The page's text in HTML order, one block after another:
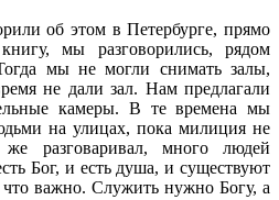
об этом в Петербурге, прямо
мы разговорились, рядом
мы не могли снимать залы,
не дали зал. Нам предлагали
камеры. В те времена мы
на улицах, пока милиция не
разговаривал, много людей
Бог, и есть душа, и существуют
важно. Служить нужно Богу, а